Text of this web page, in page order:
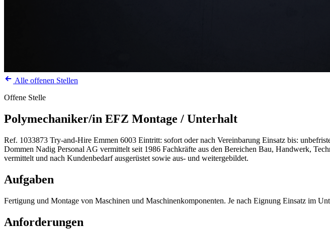
Alle offenen Stellen
Offene Stelle
Polymechaniker/in EFZ Montage / Unterhalt
Ref. 1033873 Try-and-Hire Emmen 6003 Eintritt: sofort oder nach Vereinbarung Einsatz bis:
Dommen Nadig Personal AG vermittelt seit 1986 Fachkräfte aus den Bereichen Bau, Handwerk,
vermittelt und nach Kundenbedarf ausgerüstet sowie aus- und weitergebildet.
Aufgaben
Fertigung und Montage von Maschinen und Maschinenkomponenten. Je nach Eignung Einsatz im
Anforderungen